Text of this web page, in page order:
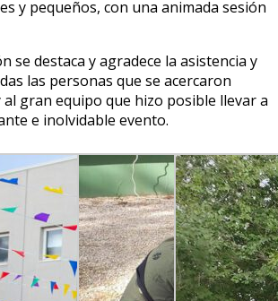
y pequeños, con una animada sesión
se destaca y agradece la asistencia y
las personas que se acercaron
al gran equipo que hizo posible llevar a
e inolvidable evento.